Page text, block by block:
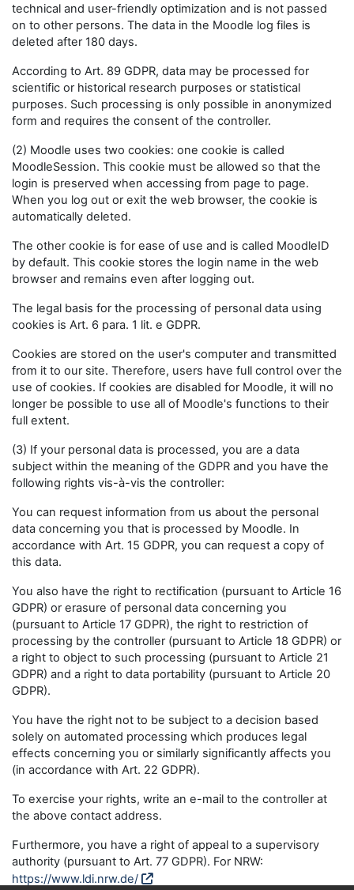
technical and user-friendly optimization and is not passed
on to other persons. The data in the Moodle log files is
deleted after 180 days.
According to Art. 89 GDPR, data may be processed for
scientific or historical research purposes or statistical
purposes. Such processing is only possible in anonymized
form and requires the consent of the controller.
(2) Moodle uses two cookies: one cookie is called
MoodleSession. This cookie must be allowed so that the
login is preserved when accessing from page to page.
When you log out or exit the web browser, the cookie is
automatically deleted.
The other cookie is for ease of use and is called MoodleID
by default. This cookie stores the login name in the web
browser and remains even after logging out.
The legal basis for the processing of personal data using
cookies is Art. 6 para. 1 lit. e GDPR.
Cookies are stored on the user's computer and transmitted
from it to our site. Therefore, users have full control over the
use of cookies. If cookies are disabled for Moodle, it will no
longer be possible to use all of Moodle's functions to their
full extent.
(3) If your personal data is processed, you are a data
subject within the meaning of the GDPR and you have the
following rights vis-à-vis the controller:
You can request information from us about the personal
data concerning you that is processed by Moodle. In
accordance with Art. 15 GDPR, you can request a copy of
this data.
You also have the right to rectification (pursuant to Article 16
GDPR) or erasure of personal data concerning you
(pursuant to Article 17 GDPR), the right to restriction of
processing by the controller (pursuant to Article 18 GDPR) or
a right to object to such processing (pursuant to Article 21
GDPR) and a right to data portability (pursuant to Article 20
GDPR).
You have the right not to be subject to a decision based
solely on automated processing which produces legal
effects concerning you or similarly significantly affects you
(in accordance with Art. 22 GDPR).
To exercise your rights, write an e-mail to the controller at
the above contact address.
Furthermore, you have a right of appeal to a supervisory
authority (pursuant to Art. 77 GDPR). For NRW:
https://www.ldi.nrw.de/